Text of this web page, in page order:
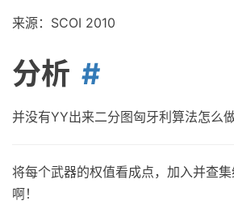
来源：SCOI 2010
分析
并没有YY出来二分图匈牙利算法怎么
将每个武器的权值看成点，加入并查
啊！